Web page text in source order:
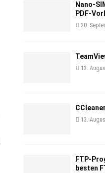
Nano-
PDF-
20.
12.
13.
FTP-
besten